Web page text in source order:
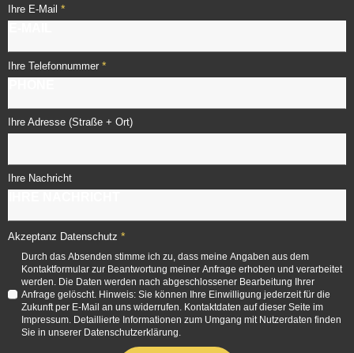
Ihre E-Mail *
Ihre Telefonnummer *
Ihre Adresse (Straße + Ort)
Ihre Nachricht
Akzeptanz Datenschutz *
Durch das Absenden stimme ich zu, dass meine Angaben aus dem
Kontaktformular zur Beantwortung meiner Anfrage erhoben und verarbeitet
werden. Die Daten werden nach abgeschlossener Bearbeitung Ihrer
Anfrage gelöscht. Hinweis: Sie können Ihre Einwilligung jederzeit für die
Zukunft per E-Mail an uns widerrufen. Kontaktdaten auf dieser Seite im
Impressum. Detaillierte Informationen zum Umgang mit Nutzerdaten finden
Sie in unserer Datenschutzerklärung.